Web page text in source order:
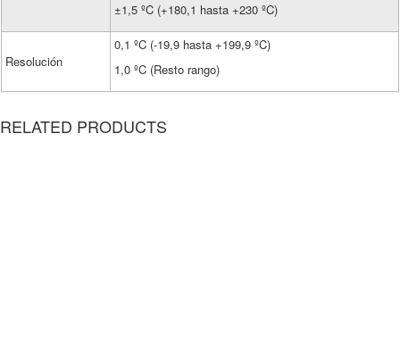
±1,5 ºC (+180,1 hasta +230 ºC)
Resolución
0,1 ºC (-19,9 hasta +199,9 ºC)
1,0 ºC (Resto rango)
RELATED PRODUCTS